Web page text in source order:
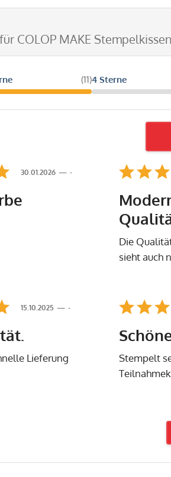
für COLOP MAKE
(11)4 Sterne
-
30.01.2026
Die
sieht auch
-
15.10.2025
Lieferung
Stempelt